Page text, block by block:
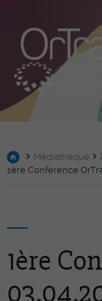
Médiathèque
1ère Conférence
1ère